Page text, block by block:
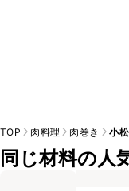
TOP 肉料理 肉巻き 小
同じ材料の人